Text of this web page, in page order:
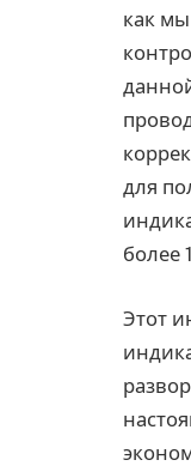
как
для
более
Этот